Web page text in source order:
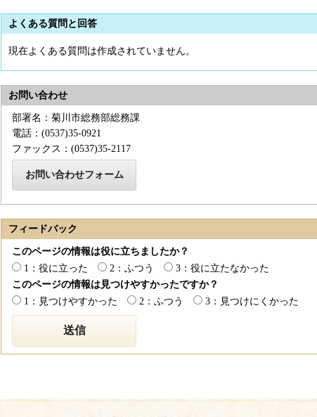
よくある質問と回答
現在よくある質問は作成されていません。
お問い合わせ
部署名：菊川市総務部総務課
電話：(0537)35-0921
ファックス：(0537)35-2117
フィードバック
このページの情報は役に立ちましたか？
1：役に立った
2：ふつう
3：役に立たなかった
このページの情報は見つけやすかったですか？
1：見つけやすかった
2：ふつう 3：見つけにくかった